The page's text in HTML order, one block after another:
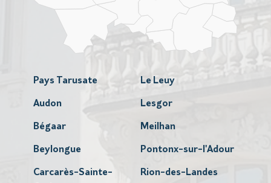
Pays Tarusate
Audon
Bégaar
Beylongue
Carcarès-Sainte-
Le Leuy
Lesgor
Meilhan
Pontonx-sur-l'Adour
Rion-des-Landes